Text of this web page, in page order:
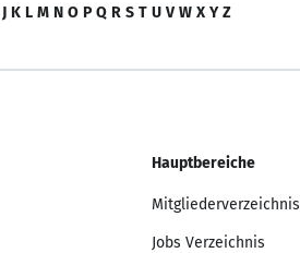
J K L M N O P Q R S T U V W X Y Z
Hauptbereiche
Mitgliederverzeichnis
Jobs Verzeichnis